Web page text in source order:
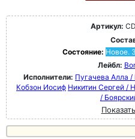
Артикул:
Состояние: Новое.
Лейбл:
Исполнители: Пугачева Алла
Кобзон Иосиф Никитин Сергей /
/